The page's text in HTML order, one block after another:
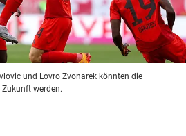
und Lovro Zvonarek könnten die
Zukunft werden.